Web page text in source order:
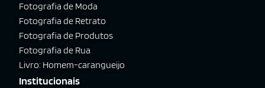
Fotografia de Moda
Fotografia de Retrato
Fotografia de Produtos
Fotografia de Rua
Livro: Homem-carangueijo
Institucionais